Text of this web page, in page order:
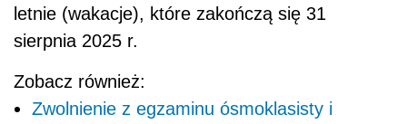
letnie (wakacje), które zakończą się 31
sierpnia 2025 r.
Zobacz również:
Zwolnienie z egzaminu ósmoklasisty i